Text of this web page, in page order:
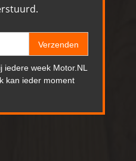
Verzenden
week Motor.NL
kan ieder moment